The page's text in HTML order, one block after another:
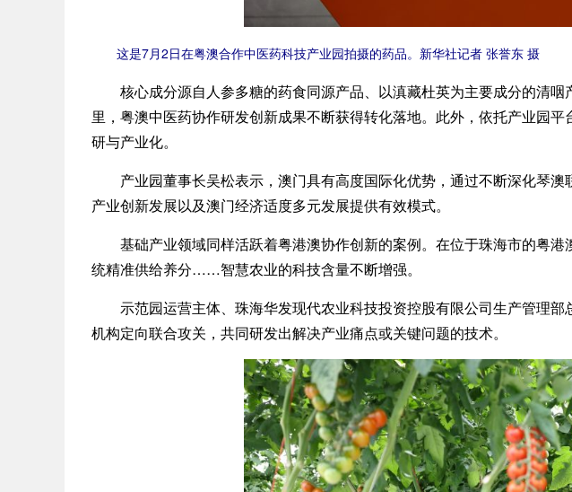
这是7月2日在粤澳合作中医药科技产业园拍摄的药品。新华社记者 张誉东 摄
核心成分源自人参多糖的药食同源产品、以滇藏杜英为主要成分的清
里，粤澳中医药协作研发创新成果不断获得转化落地。此外，依托产业园
研与产业化。
产业园董事长吴松表示，澳门具有高度国际化优势，通过不断深化琴澳
产业创新发展以及澳门经济适度多元发展提供有效模式。
基础产业领域同样活跃着粤港澳协作创新的案例。在位于珠海市的粤港
统精准供给养分……智慧农业的科技含量不断增强。
示范园运营主体、珠海华发现代农业科技投资控股有限公司生产管理部
机构定向联合攻关，共同研发出解决产业痛点或关键问题的技术。